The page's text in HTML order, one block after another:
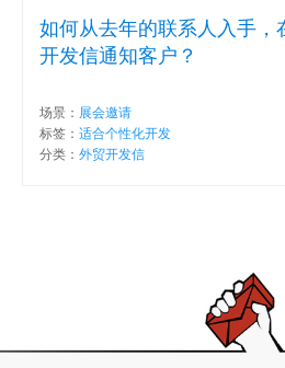
如何从去年的联系人入手，
开发信通知客户？
场景： 展会邀请
标签： 适合个性化开发
分类： 外贸开发信